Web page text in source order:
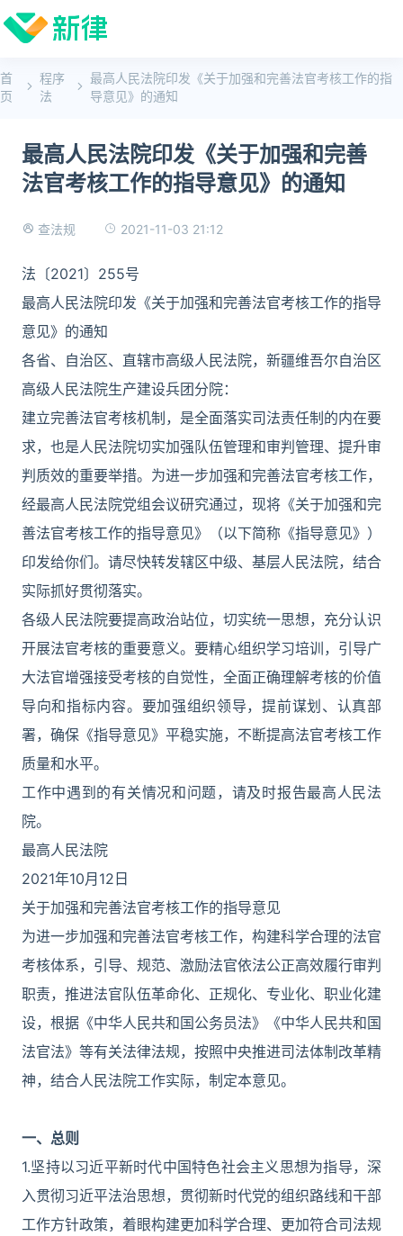
首
页
程序
法
最高人民法院印发《关于加强和完善法官考核工作的指
导意见》的通知
最高人民法院印发《关于加强和完善
法官考核工作的指导意见》的通知
查法规 2021-11-03 21:12
法〔2021〕255号
最高人民法院印发《关于加强和完善法官考核工作的指导
意见》的通知
各省、自治区、直辖市高级人民法院，新疆维吾尔自治区
高级人民法院生产建设兵团分院：
建立完善法官考核机制，是全面落实司法责任制的内在要
求，也是人民法院切实加强队伍管理和审判管理、提升审
判质效的重要举措。为进一步加强和完善法官考核工作，
经最高人民法院党组会议研究通过，现将《关于加强和完
善法官考核工作的指导意见》（以下简称《指导意见》）
印发给你们。请尽快转发辖区中级、基层人民法院，结合
实际抓好贯彻落实。
各级人民法院要提高政治站位，切实统一思想，充分认识
开展法官考核的重要意义。要精心组织学习培训，引导广
大法官增强接受考核的自觉性，全面正确理解考核的价值
导向和指标内容。要加强组织领导，提前谋划、认真部
署，确保《指导意见》平稳实施，不断提高法官考核工作
质量和水平。
工作中遇到的有关情况和问题，请及时报告最高人民法
院。
最高人民法院
2021年10月12日
关于加强和完善法官考核工作的指导意见
为进一步加强和完善法官考核工作，构建科学合理的法官
考核体系，引导、规范、激励法官依法公正高效履行审判
职责，推进法官队伍革命化、正规化、专业化、职业化建
设，根据《中华人民共和国公务员法》《中华人民共和国
法官法》等有关法律法规，按照中央推进司法体制改革精
神，结合人民法院工作实际，制定本意见。
一、总则
1.坚持以习近平新时代中国特色社会主义思想为指导，深
入贯彻习近平法治思想，贯彻新时代党的组织路线和干部
工作方针政策，着眼构建更加科学合理、更加符合司法规